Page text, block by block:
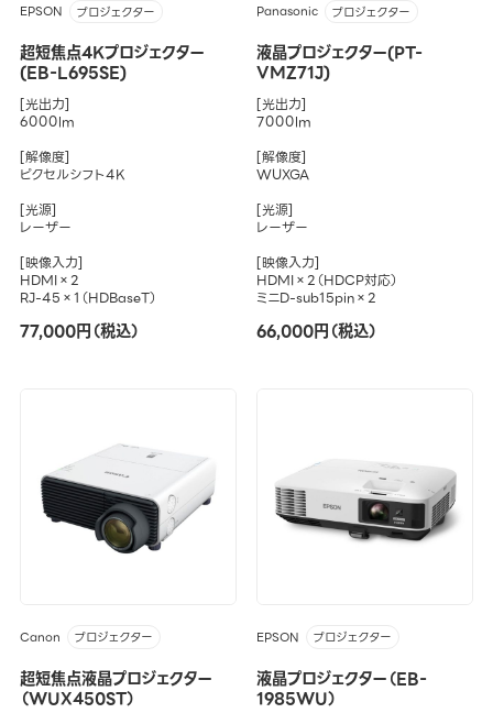
EPSON プロジェクター
超短焦点4Kプロジェクター
(EB-L695SE)
[光出力]
6000lm
[解像度]
ピクセルシフト4K
[光源]
レーザー
[映像入力]
HDMI×2
RJ-45×1（HDBaseT）
77,000円（税込）
Panasonic プロジェクター
液晶プロジェクター(PT-
VMZ71J)
[光出力]
7000lm
[解像度]
WUXGA
[光源]
レーザー
[映像入力]
HDMI×2（HDCP対応）
ミニD-sub15pin×2
66,000円（税込）
Canon プロジェクター
超短焦点液晶プロジェクター
（WUX450ST）
EPSON プロジェクター
液晶プロジェクター（EB-
1985WU）